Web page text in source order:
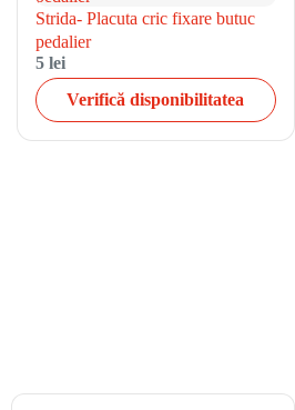
Strida- Placuta cric fixare butuc
pedalier
5 lei
Verifică disponibilitatea